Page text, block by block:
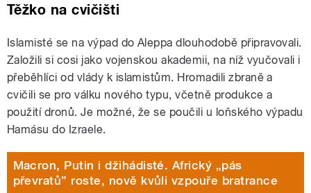
Těžko na cvičišti
Islamisté se na výpad do Aleppa dlouhodobě připravovali.
Založili si cosi jako vojenskou akademii, na níž vyučovali i
přeběhlíci od vlády k islamistům. Hromadili zbraně a
cvičili se pro válku nového typu, včetně produkce a
použití dronů. Je možné, že se poučili u loňského výpadu
Hamásu do Izraele.
Macron, Putin i džihádisté. Africký „pás
převratů” roste, nově kvůli vzpouře bratrance